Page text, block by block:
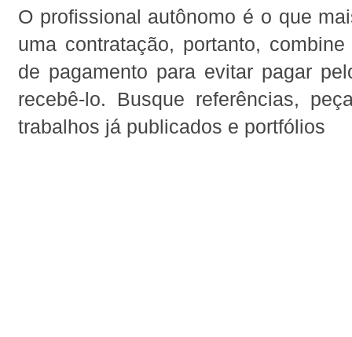
O profissional autônomo é o que
uma contratação, portanto,
de pagamento para evitar pagar
recebê-lo. Busque referências,
trabalhos já publicados e portfólios